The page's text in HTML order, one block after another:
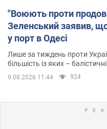
"Воюють проти
Зеленський заявив,
у порт в Одесі
Лише за тиждень проти
більшість із яких – балістичні
9.08.2026 11:44 924